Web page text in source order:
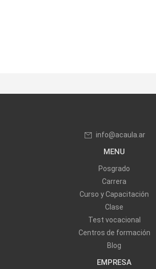
info@acaula.ar
MENU
Posgrado
Carrera
Curso y Capacitación
Clase
Test vocacional
Centros de formación
Blog
EMPRESA